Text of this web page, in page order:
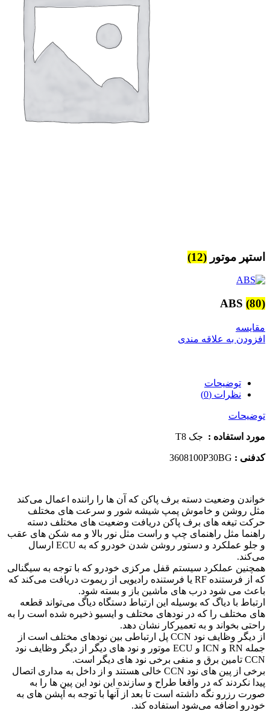
استپر موتور (12)
ABS (80)
مقایسه
افزودن به علاقه مندی
توضیحات
نظرات (0)
توضیحات
مورد استفاده : جک T8
کدفنی :
خواندن وضعیت دسته برف پاکن که آن ها را راننده اعمال می‌کند
مثل روشن و خاموش پمپ شیشه شور و سرعت های مختلف
حرکت تیغه های برف پاکن دریافت وضعیت های مختلف دسته
راهنما مثل راهنمای چپ و راست مثل نور بالا و مه شکن های عقب
و جلو عملکرد و دستور روشن شدن خودرو که به ECU ارسال
می‌کند.
همچنین عملکرد سیستم قفل مرکزی خودرو که با توجه به سیگنالی
که از فرستنده RF یا فرستنده رادیویی از ریموت دریافت می‌کند که
باعث می شود درب های ماشین باز و بسته شود.
ارتباط با دیاگ که بوسیله این ارتباط دستگاه دیاگ می‌تواند قطعه
های مختلف را که در نودهای مختلف و ایسیو ذخیره شده است را به
راحتی بخواند و به تعمیرکار نشان دهد.
از دیگر وظایف نود CCN پل ارتباطی بین نودهای مختلف است از
جمله RN و ICN و ECU موتور و نود های دیگر از دیگر وظایف نود
CCN تامین برق و منفی برخی نود های دیگر است.
برخی از پین های نود CCN خالی هستند و از داخل به مداری اتصال
پیدا نکردند که در واقعا طراح و سازنده این نود این پین ها را به
صورت رزرو نگه داشته است تا بعد از آنها با توجه به آپشن های به
خودرو اضافه می‌شود استفاده کند.